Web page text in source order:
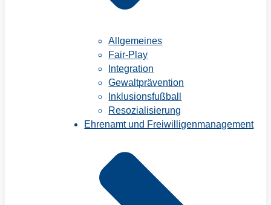
Allgemeines
Fair-Play
Integration
Gewaltprävention
Inklusionsfußball
Resozialisierung
Ehrenamt und Freiwilligenmanagement